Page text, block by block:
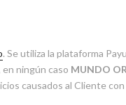
. Se utiliza la plataforma
ningún caso MUNDO
causados al Cliente